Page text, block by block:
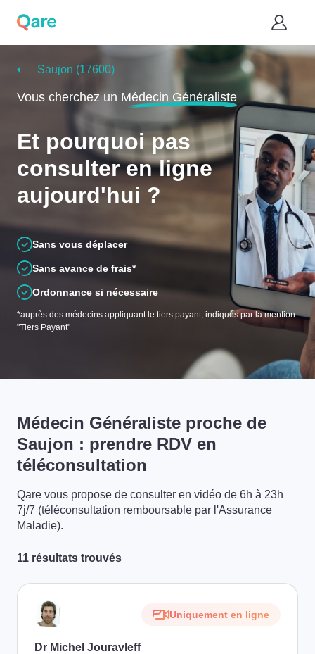
Saujon (17600)
Vous cherchez un Médecin Généraliste
Et pourquoi pas
consulter en ligne
aujourd'hui ?
Sans vous déplacer
Sans avance de frais*
Ordonnance si nécessaire
*auprès des médecins appliquant le tiers payant, indiqués par la mention
"Tiers Payant"
Médecin Généraliste proche de
Saujon : prendre RDV en
téléconsultation
Qare vous propose de consulter en vidéo de 6h à 23h
7j/7 (téléconsultation remboursable par l'Assurance
Maladie).
11 résultats trouvés
Uniquement en ligne
Dr Michel Jouravleff